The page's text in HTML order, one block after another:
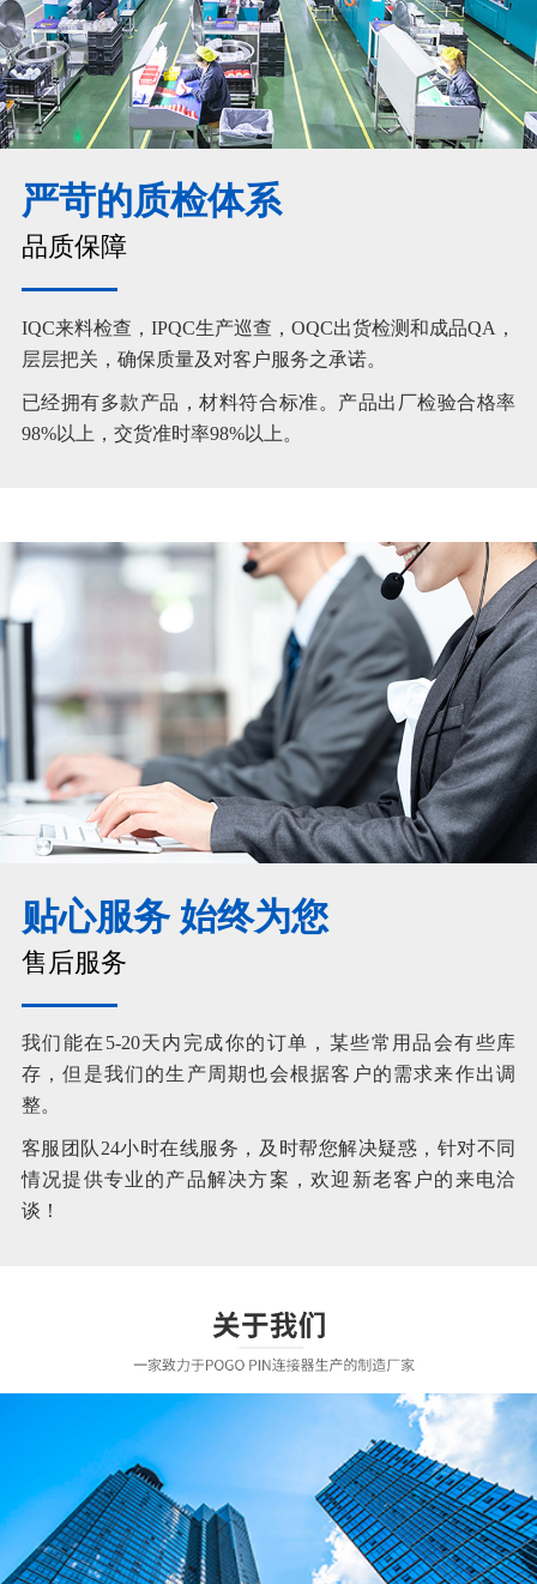
严苛的质检体系
品质保障
IQC来料检查，IPQC生产巡查，OQC出货检测和成品QA，
层层把关，确保质量及对客户服务之承诺。
已经拥有多款产品，材料符合标准。产品出厂检验合格率
98%以上，交货准时率98%以上。
贴心服务 始终为您
售后服务
我们能在5-20天内完成你的订单，某些常用品会有些库
存，但是我们的生产周期也会根据客户的需求来作出调
整。
客服团队24小时在线服务，及时帮您解决疑惑，针对不同
情况提供专业的产品解决方案，欢迎新老客户的来电洽
谈！